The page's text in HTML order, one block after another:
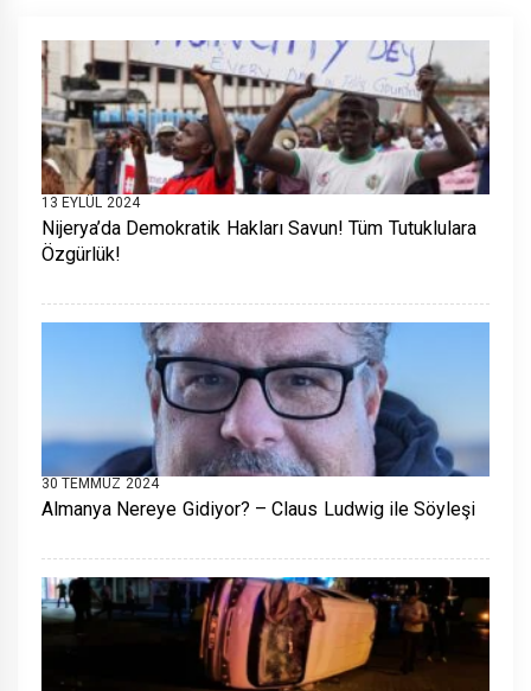
13 EYLÜL 2024
Nijerya’da Demokratik Hakları Savun! Tüm Tutuklulara
Özgürlük!
30 TEMMUZ 2024
Almanya Nereye Gidiyor? – Claus Ludwig ile Söyleşi